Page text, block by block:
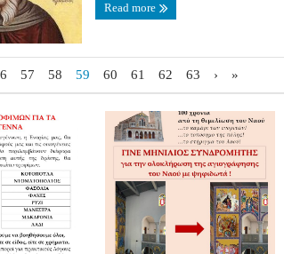
Read more
57 58 59 60 61 62 63 › »